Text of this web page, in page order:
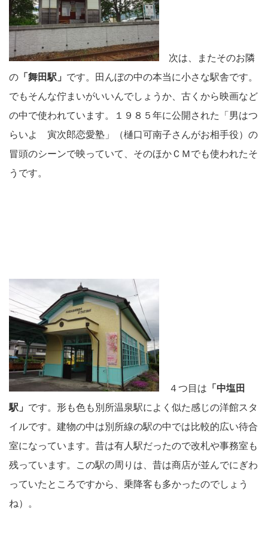
次は、またそのお隣
の 「舞田駅」 です。田んぼの中の本当に小さな駅舎です。
でもそんな佇まいがいいんでしょうか、古くから映画など
の中で使われています。１９８５年に公開された「男はつ
らいよ 寅次郎恋愛塾」（樋口可南子さんがお相手役）の
冒頭のシーンで映っていて、そのほかＣＭでも使われたそ
うです。
４つ目は 「中塩田
駅」 です。形も色も別所温泉駅によく似た感じの洋館スタ
イルです。建物の中は別所線の駅の中では比較的広い待合
室になっています。昔は有人駅だったので改札や事務室も
残っています。この駅の周りは、昔は商店が並んでにぎわ
っていたところですから、乗降客も多かったのでしょう
ね）。